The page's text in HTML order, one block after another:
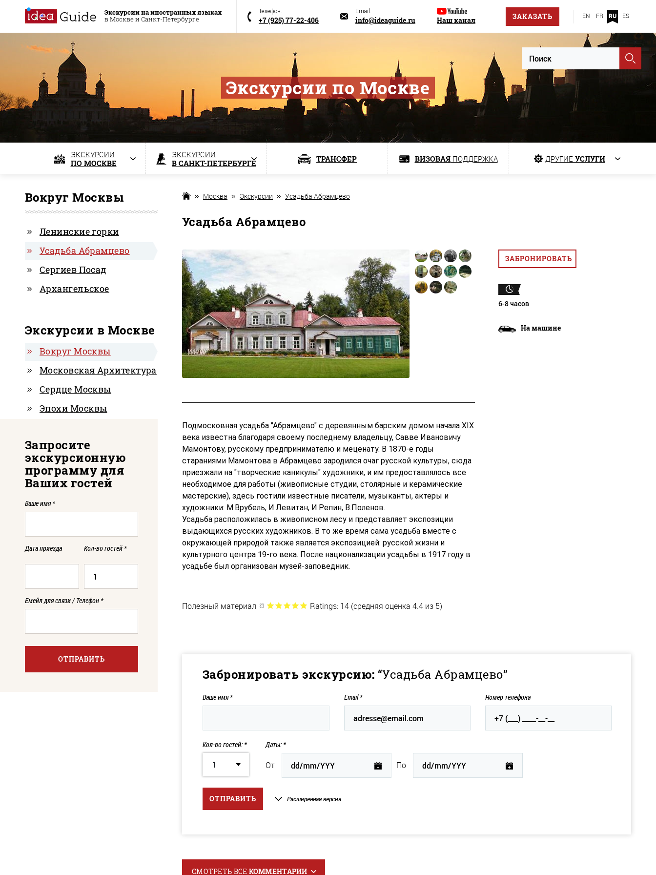
Экскурсии на иностранных языках
в Москве и Санкт-Петербурге
Телефон:
+7 (925) 77-22-406
Email:
info@ideaguide.ru Наш канал ЗАКАЗАТЬ EN FR RU ES
Экскурсии по Москве
ЭКСКУРСИИ
ПО МОСКВЕ
ЭКСКУРСИИ
В САНКТ-ПЕТЕРБУРГЕ
ТРАНСФЕР ВИЗОВАЯПОДДЕРЖКА ДРУГИЕ УСЛУГИ
Москва Экскурсии Усадьба Абрамцево
Усадьба Абрамцево
Подмосковная усадьба "Абрамцево" с деревянным барским домом начала XIX
века известна благодаря своему последнему владельцу, Савве Ивановичу
Мамонтову, русскому предпринимателю и меценату. В 1870-е годы
стараниями Мамонтова в Абрамцево зародился очаг русской культуры, сюда
приезжали на "творческие каникулы" художники, и им предоставлялось все
необходимое для работы (живописные студии, столярные и керамические
мастерские), здесь гостили известные писатели, музыканты, актеры и
художники: М.Врубель, И.Левитан, И.Репин, В.Поленов.
Усадьба расположилась в живописном лесу и представляет экспозиции
выдающихся русских художников. В то же время сама усадьба вместе с
окружающей природой также является экспозицией: русской жизни и
культурного центра 19-го века. После национализации усадьбы в 1917 году в
усадьбе был организован музей-заповедник.
Полезный материал Ratings: 14 (средняя оценка 4.4 из 5)
ЗАБРОНИРОВАТЬ
6-8 часов
На машине
Забронировать экскурсию: “Усадьба Абрамцево”
Ваше имя* Email* Номер телефона
Кол-во гостей: *
1
Даты: *
От По
ОТПРАВИТЬ Расширенная версия
СМОТРЕТЬ ВСЕ КОММЕНТАРИИ
Вокруг Москвы
Ленинские горки
Усадьба Абрамцево
Сергиев Посад
Архангельское
Экскурсии в Москве
Вокруг Москвы
Московская Архитектура
Сердце Москвы
Эпохи Москвы
Запросите
экскурсионную
программу для
Ваших гостей
Ваше имя*
Дата приезда Кол-во гостей *
Емейл для связи / Телефон *
ОТПРАВИТЬ